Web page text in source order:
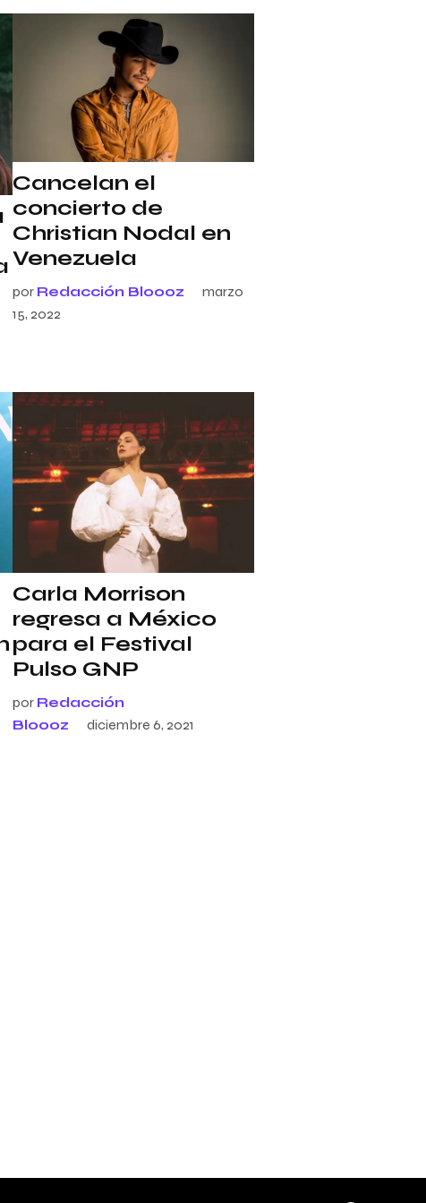
Cancelan el
concierto de
Christian Nodal en
Venezuela
por Redacción Bloooz
marzo
15, 2022
Carla Morrison
regresa a México
para el Festival
Pulso GNP
por Redacción
Bloooz
diciembre 6, 2021